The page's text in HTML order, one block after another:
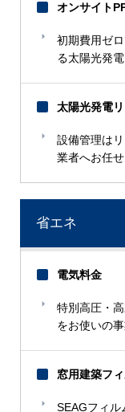
オンサイト
初期費用ゼ
る太陽光発電
太陽光発電
設備管理は
業者へお任せ
省エネ
電気料金
特別高圧・
をお使いの
窓用建築フ
SEAGフィル